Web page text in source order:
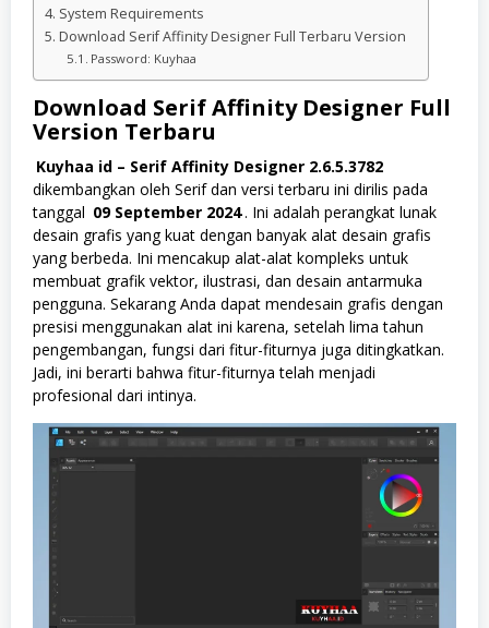
System Requirements
Download Serif Affinity Designer Full Terbaru Version
Password: Kuyhaa
Download Serif Affinity Designer Full
Version Terbaru
Kuyhaa id – Serif Affinity Designer 2.6.5.3782
dikembangkan oleh Serif dan versi terbaru ini dirilis pada
tanggal 09 September 2024 . Ini adalah perangkat lunak
desain grafis yang kuat dengan banyak alat desain grafis
yang berbeda. Ini mencakup alat-alat kompleks untuk
membuat grafik vektor, ilustrasi, dan desain antarmuka
pengguna. Sekarang Anda dapat mendesain grafis dengan
presisi menggunakan alat ini karena, setelah lima tahun
pengembangan, fungsi dari fitur-fiturnya juga ditingkatkan.
Jadi, ini berarti bahwa fitur-fiturnya telah menjadi
profesional dari intinya.